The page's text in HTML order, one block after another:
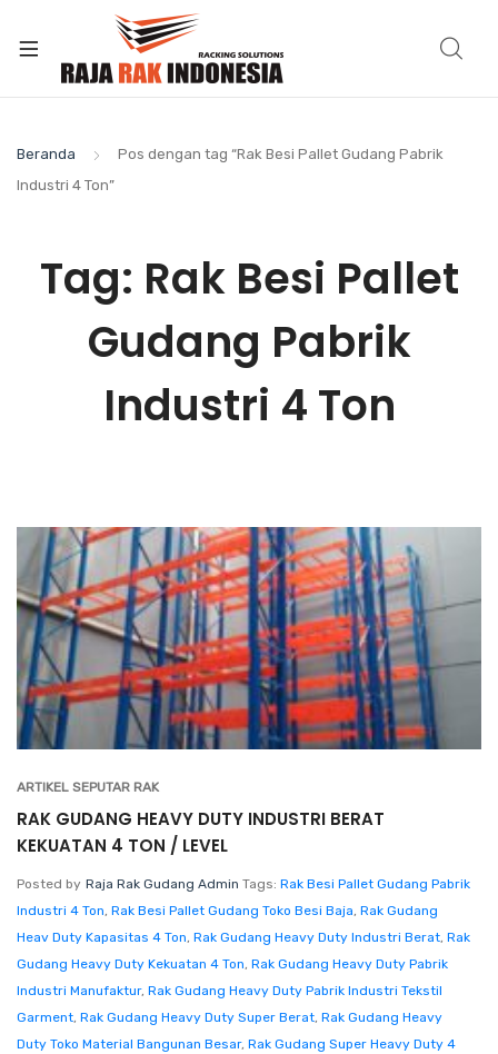
Beranda
Pos dengan tag “Rak Besi Pallet Gudang Pabrik
Industri 4 Ton”
Tag: Rak Besi Pallet
Gudang Pabrik
Industri 4 Ton
ARTIKEL SEPUTAR RAK
RAK GUDANG HEAVY DUTY INDUSTRI BERAT
KEKUATAN 4 TON / LEVEL
Posted by Raja Rak Gudang Admin Tags: Rak Besi Pallet Gudang Pabrik
Industri 4 Ton, Rak Besi Pallet Gudang Toko Besi Baja, Rak Gudang
Heav Duty Kapasitas 4 Ton, Rak Gudang Heavy Duty Industri Berat, Rak
Gudang Heavy Duty Kekuatan 4 Ton, Rak Gudang Heavy Duty Pabrik
Industri Manufaktur, Rak Gudang Heavy Duty Pabrik Industri Tekstil
Garment, Rak Gudang Heavy Duty Super Berat, Rak Gudang Heavy
Duty Toko Material Bangunan Besar, Rak Gudang Super Heavy Duty 4